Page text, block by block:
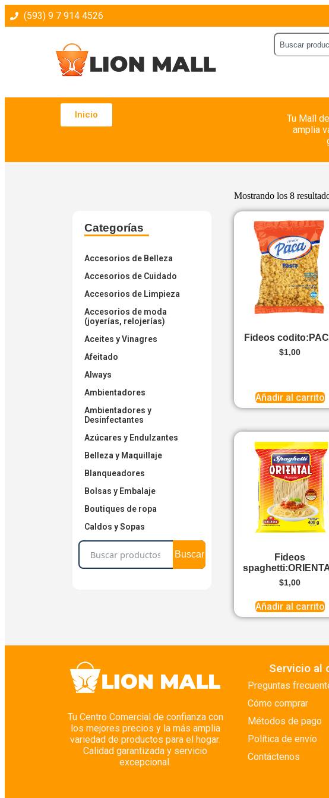
(593) 9 7 914 4526
Inicio
Tu Mall
amplia
Categorías
Accesorios de Belleza
Accesorios de Cuidado
Accesorios de Limpieza
Accesorios de moda
(joyerías, relojerías)
Aceites y Vinagres
Afeitado
Always
Ambientadores
Ambientadores y
Desinfectantes
Azúcares y Endulzantes
Belleza y Maquillaje
Blanqueadores
Bolsas y Embalaje
Boutiques de ropa
Caldos y Sopas
Cereales y Desayunos
Condimentos
Cuidado del Cabello
Cuidado Facial
Depilación
Desinfectantes
Desodorantes
Buscar
Mostrando los 8
Fideos
$1,00
Añadir al carrito
Fideos
$1,00
Añadir al carrito
Tu Centro Comercial de confianza con
los mejores precios y la más amplia
variedad de productos para el hogar.
Calidad garantizada y servicio
excepcional.
Servicio al
Preguntas
Cómo comprar
Métodos de pago
Política de envío
Contáctenos